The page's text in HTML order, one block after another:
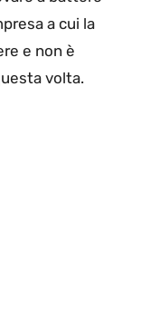
a cui la
e non è
volta.